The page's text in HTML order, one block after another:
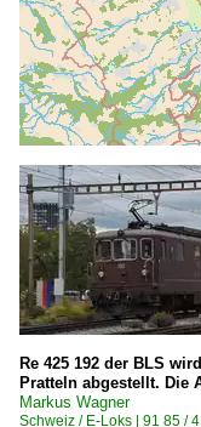
Re 425 192 der BLS
Pratteln abgestellt. Die
Markus Wagner
Schweiz / E-Loks | 91 85